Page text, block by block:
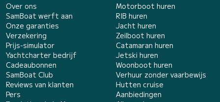
Over ons
SamBoat werft aan
Onze garanties
Verzekering
Prijs-simulator
Yachtcharter bedrijf
Cadeaubonnen
SamBoat Club
Reviews van klanten
Pers
Motorboot huren
RIB huren
Jacht huren
Zeilboot huren
Catamaran huren
Jetski huren
Woonboot huren
Verhuur zonder vaarbewijs
Hutten cruise
Aanbiedingen